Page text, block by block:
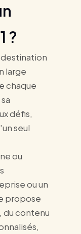
?
large
chaque
défis,
seul
ou
ou un
propose
du contenu